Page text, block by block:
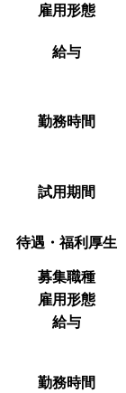
雇用形態
給与
勤務時間
試用期間
待遇・福利厚生
募集職種
雇用形態
給与
勤務時間